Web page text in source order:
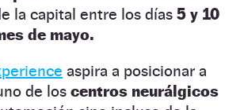
la capital entre los días 5 y 10
de mayo.
aspira a posicionar a
de los centros neurálgicos